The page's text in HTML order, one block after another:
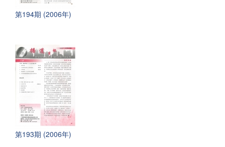
第194期 (2006年)
第193期 (2006年)